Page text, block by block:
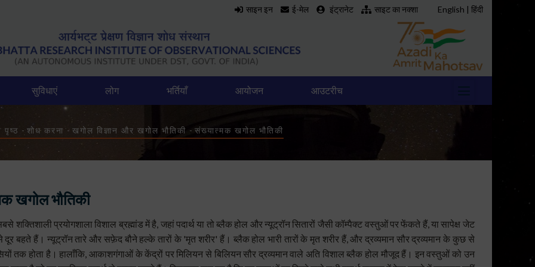
साइन इन ई-मेल इंट्रानेट साइट का नक्शा English | हिंदी
सुविधाएं लोग भर्तियाँ आयोजन आउटरीच
पृष्ठ - शोध करना - खगोल विज्ञान और खगोल भौतिकी - संख्यात्मक खगोल भौतिकी
खगोल भौतिकी
शक्तिशाली प्रयोगशाला विशाल ब्रह्मांड में है, जहां पदार्थ या तो ब्लैक होल और न्यूट्रॉन सितारों जैसी कॉम्पैक्ट वस्तुओं पर फेंकते हैं, या सापेक्ष जेट
बहते हैं। न्यूट्रॉन तारे और सफ़ेद बौने हल्के तारों के 'मृत शरीर' हैं। ब्लैक होल भारी तारों के मृत शरीर हैं, और द्रव्यमान सौर द्रव्यमान के कुछ से
तक होता है। हालाँकि, आकाशगंगाओं के केंद्रों पर मिलियन से बिलियन सौर द्रव्यमान वाले अति विशाल ब्लैक होल मौजूद हैं। इन वस्तुओं को उन